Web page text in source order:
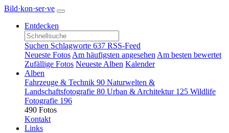
Bild·kon·ser·ve
Entdecken
Suchen Schlagworte 637 RSS-Feed
Neueste Fotos Am häufigsten angesehen Am besten bewertet
Zufällige Fotos Neueste Alben Kalender
Alben
Fahrzeuge & Technik 90 Naturwelten &
Landschaftsfotografie 80 Urban & Architektur 125 Wildlife
Fotografie 196
490 Fotos
Kontakt
Links